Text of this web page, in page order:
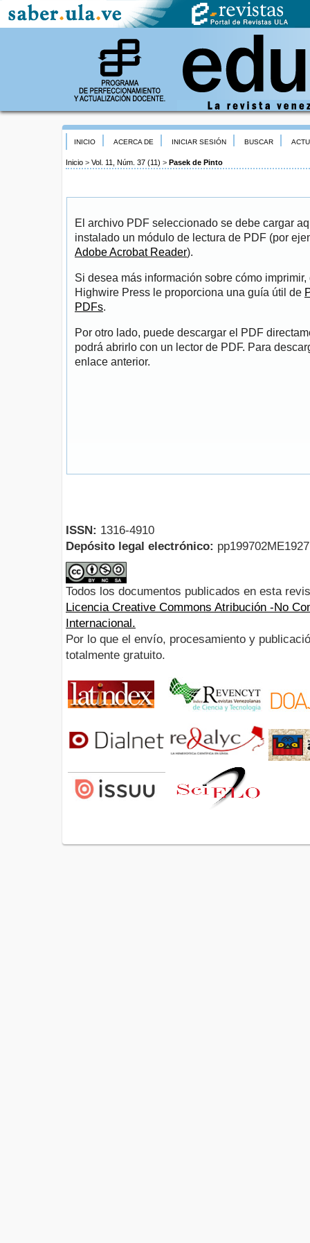
INICIO ACERCA DE INICIAR SESIÓN BUSCAR
Inicio > Vol. 11, Núm. 37 (11) > Pasek de Pinto
El archivo PDF seleccionado se debe cargar
instalado un módulo de lectura de PDF (por
Adobe Acrobat Reader).
Si desea más información sobre cómo
Highwire Press le proporciona una guía útil de
PDFs.
Por otro lado, puede descargar el PDF
podrá abrirlo con un lector de PDF. Para
enlace anterior.
ISSN: 1316-4910
Depósito legal electrónico:
Todos los documentos publicados en esta
Licencia Creative Commons Atribución -No
Internacional.
Por lo que el envío, procesamiento y
totalmente gratuito.